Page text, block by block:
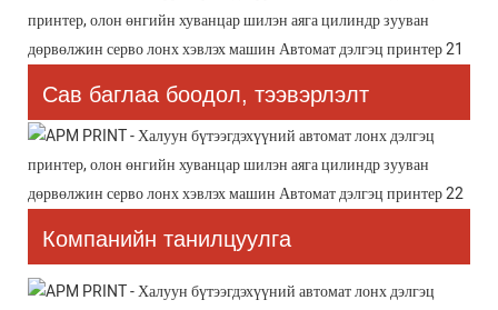
Сав баглаа боодол, тээвэрлэлт
Компанийн танилцуулга